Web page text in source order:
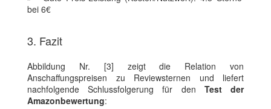
bei 6€
3. Fazit
Abbildung Nr. [3] zeigt die Relation von
Anschaffungspreisen zu Reviewsternen und liefert
nachfolgende Schlussfolgerung für den Test der
Amazonbewertung: